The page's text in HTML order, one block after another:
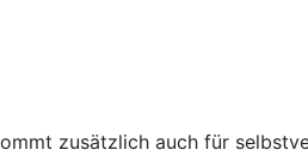
zusätzlich auch für